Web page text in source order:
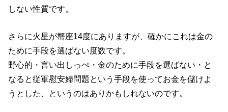
しない性質です。
さらに火星が蟹座14度にありますが、確かにこれは金の
ために手段を選ばない度数です。
野心的・言い出しっぺ・金のために手段を選ばない・と
なると従軍慰安婦問題という手段を使ってお金を儲けよ
うとした、というのはありかもしれないのです。